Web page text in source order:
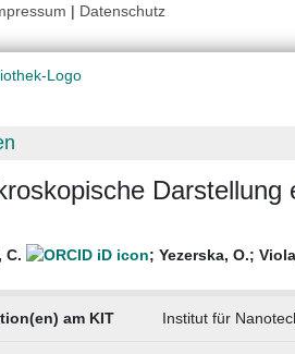
| Datenschutz
C. ; Yezerska, O.;
am KIT Institut für